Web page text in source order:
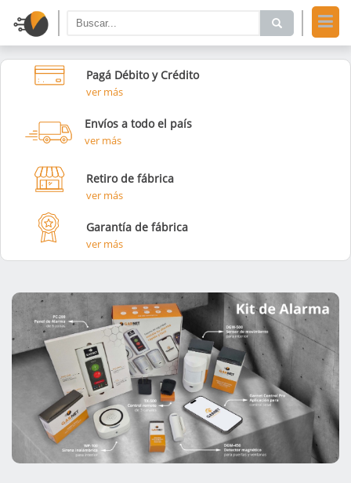
Pagá Débito y Crédito
ver más
Envíos a todo el país
ver más
Retiro de fábrica
ver más
Garantía de fábrica
ver más